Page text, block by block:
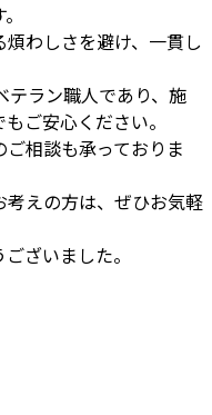
わしさを避け、一貫し
テラン職人であり、施
ご安心ください。
相談も承っておりま
えの方は、ぜひお気軽
ざいました。